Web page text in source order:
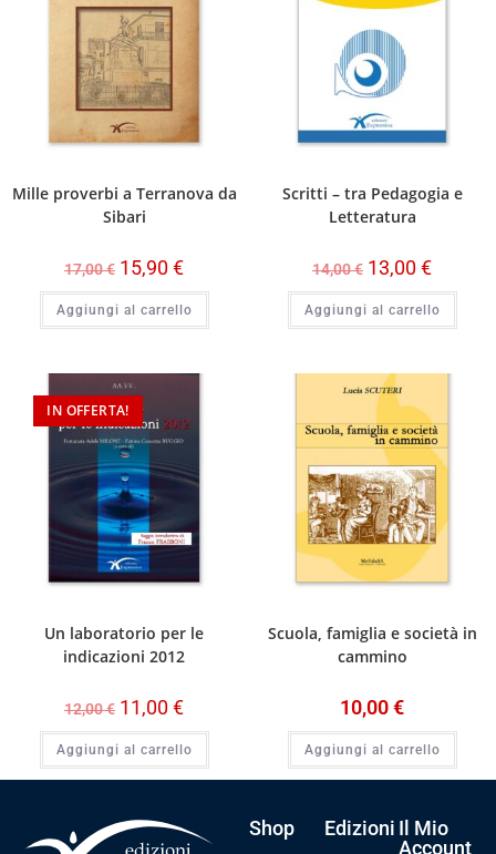
Mille proverbi a Terranova da
Sibari
17,00€ 15,90€
Aggiungi al carrello
Scritti – tra Pedagogia e
Letteratura
14,00€ 13,00€
Aggiungi al carrello
IN OFFERTA!
Un laboratorio per le
indicazioni 2012
12,00€ 11,00€
Aggiungi al carrello
Scuola, famiglia e società in
cammino
10,00€
Aggiungi al carrello
Shop Edizioni Il Mio
Account